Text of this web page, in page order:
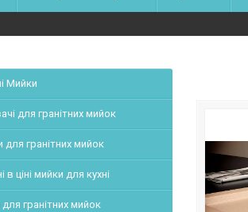
Мийки
для гранітних мийок
для гранітних мийок
в ціні мийки для кухні
гранітних мийок